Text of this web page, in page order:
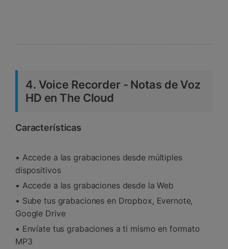
4. Voice Recorder - Notas de Voz
HD en The Cloud
Características
• Accede a las grabaciones desde múltiples
dispositivos
• Accede a las grabaciones desde la Web
• Sube tus grabaciones en Dropbox, Evernote,
Google Drive
• Envíate tus grabaciones a ti mismo en formato
MP3